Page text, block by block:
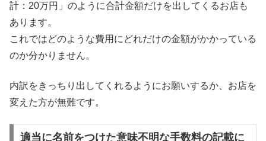
計：20万円」のように合計金額だけを出してくるお店も
あります。
これではどのような費用にどれだけの金額がかかっている
のか分かりません。
内訳をきっちり出してくれるようにお願いするか、お店を
変えた方が無難です。
適当に名前をつけた意味不明な手数料の記載に